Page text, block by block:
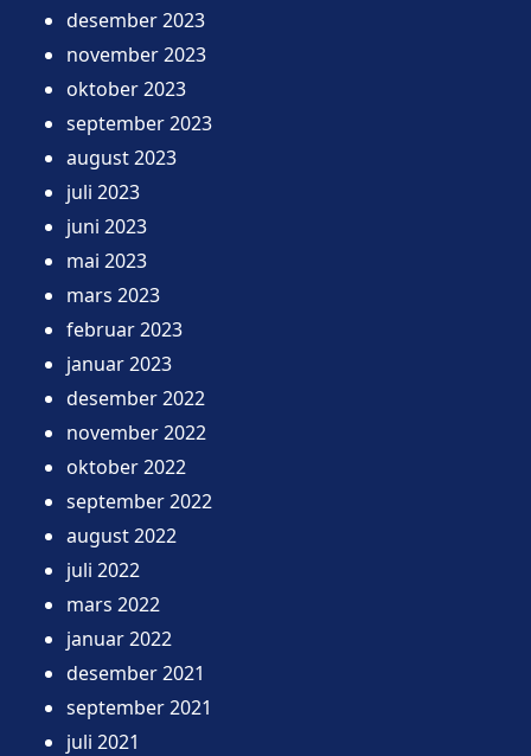
desember 2023
november 2023
oktober 2023
september 2023
august 2023
juli 2023
juni 2023
mai 2023
mars 2023
februar 2023
januar 2023
desember 2022
november 2022
oktober 2022
september 2022
august 2022
juli 2022
mars 2022
januar 2022
desember 2021
september 2021
juli 2021